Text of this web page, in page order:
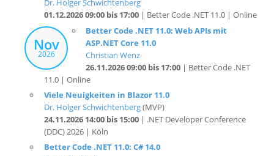
Nov
2026
Better Code .NET 11.0: Web APIs mit
ASP.NET Core 11.0
Christian Wenz
26.11.2026 09:00 bis 17:00
11.0 | Online
Viele Neuigkeiten in Blazor 11.0
Dr. Holger Schwichtenberg
24.11.2026 14:00 bis 15:00| .NET Developer Conference
(DDC) 2026 | Köln
Better Code .NET 11.0: C# 14.0
Rainer Stropek
24.11.2026 09:00 bis 17:00| Better Code .NET 11.0 | Online